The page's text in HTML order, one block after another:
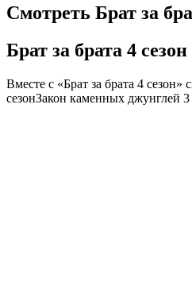
Смотреть Брат за
Брат за брата 4
Вместе с «Брат за брата 4
сезонЗакон каменных джунглей 3